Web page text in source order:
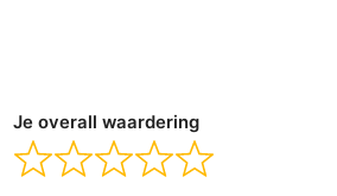
Je overall waardering